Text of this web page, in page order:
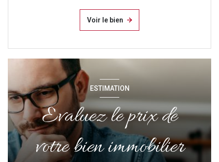
Voir le bien
ESTIMATION
Evaluez le prix de
votre bien immobilier